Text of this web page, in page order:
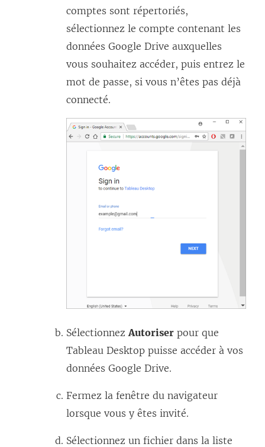
comptes sont répertoriés,
sélectionnez le compte contenant les
données Google Drive auxquelles
vous souhaitez accéder, puis entrez le
mot de passe, si vous n’êtes pas déjà
connecté.
Sélectionnez Autoriser pour que
Tableau Desktop puisse accéder à vos
données Google Drive.
Fermez la fenêtre du navigateur
lorsque vous y êtes invité.
Sélectionnez un fichier dans la liste